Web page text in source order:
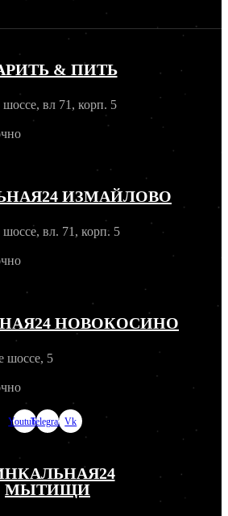
& ПИТЬ
вл 71, корп. 5
ИЗМАЙЛОВО
вл. 71, корп. 5
НОВОКОСИНО
шоссе, 5
YoutubeTelegramVk
МЫТИЩИ